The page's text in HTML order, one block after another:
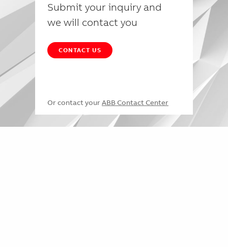
Submit your inquiry and
we will contact you
CONTACT US
Or contact your ABB Contact Center